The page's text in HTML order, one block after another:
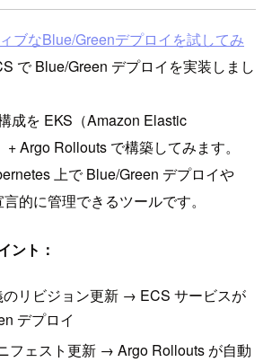
ブなBlue/Greenデプロイを試してみ
で Blue/Green デプロイを実装しまし
成を EKS（Amazon Elastic
Argo Rollouts で構築してみます。
上で Blue/Green デプロイや
的に管理できるツールです。
ント：
のリビジョン更新 → ECS サービスが
デプロイ
フェスト更新 → Argo Rollouts が自動